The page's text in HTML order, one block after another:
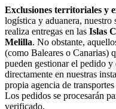
Exclusiones territoriales y
logística y aduanera, nuestro
realiza entregas en las Islas
Melilla. No obstante,
(como Baleares o Canarias)
pueden gestionar el pedido
directamente en nuestras
propia agencia de
Los pedidos se procesarán
verificado.